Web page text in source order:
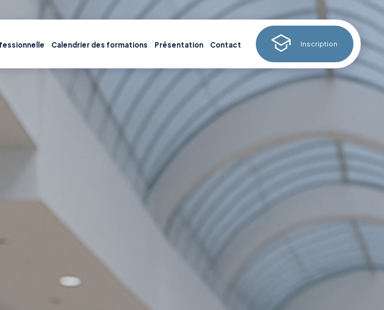
Calendrier des formations Présentation Contact Inscription